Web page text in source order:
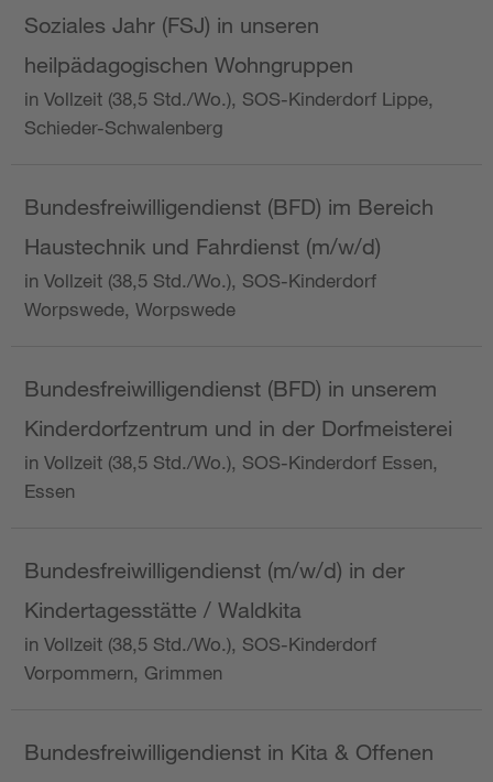
Soziales Jahr (FSJ) in unseren
heilpädagogischen Wohngruppen
in Vollzeit (38,5 Std./Wo.), SOS-Kinderdorf Lippe,
Schieder-Schwalenberg
Bundesfreiwilligendienst (BFD) im Bereich
Haustechnik und Fahrdienst (m/w/d)
in Vollzeit (38,5 Std./Wo.), SOS-Kinderdorf
Worpswede, Worpswede
Bundesfreiwilligendienst (BFD) in unserem
Kinderdorfzentrum und in der Dorfmeisterei
in Vollzeit (38,5 Std./Wo.), SOS-Kinderdorf Essen,
Essen
Bundesfreiwilligendienst (m/w/d) in der
Kindertagesstätte / Waldkita
in Vollzeit (38,5 Std./Wo.), SOS-Kinderdorf
Vorpommern, Grimmen
Bundesfreiwilligendienst in Kita & Offenen